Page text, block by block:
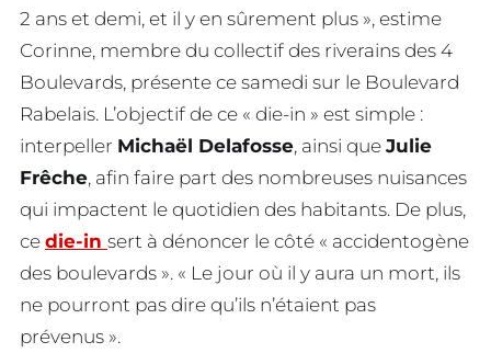
2 ans et demi, et il y en sûrement plus », estime
Corinne, membre du collectif des riverains des 4
Boulevards, présente ce samedi sur le Boulevard
Rabelais. L’objectif de ce « die-in » est simple :
interpeller Michaël Delafosse, ainsi que Julie
Frêche, afin faire part des nombreuses nuisances
qui impactent le quotidien des habitants. De plus,
ce die-in sert à dénoncer le côté « accidentogène
des boulevards ». « Le jour où il y aura un mort, ils
ne pourront pas dire qu’ils n’étaient pas
prévenus ».